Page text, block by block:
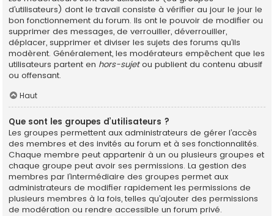
d’utilisateurs) dont le travail consiste à vérifier au jour le jour le
bon fonctionnement du forum. Ils ont le pouvoir de modifier ou
supprimer des messages, de verrouiller, déverrouiller,
déplacer, supprimer et diviser les sujets des forums qu’ils
modèrent. Généralement, les modérateurs empêchent que les
utilisateurs partent en hors-sujetou publient du contenu abusif
ou offensant.
Haut
Que sont les groupes d’utilisateurs ?
Les groupes permettent aux administrateurs de gérer l’accès
des membres et des invités au forum et à ses fonctionnalités.
Chaque membre peut appartenir à un ou plusieurs groupes et
chaque groupe peut avoir ses permissions. La gestion des
membres par l’intermédiaire des groupes permet aux
administrateurs de modifier rapidement les permissions de
plusieurs membres à la fois, telles qu’ajouter des permissions
de modération ou rendre accessible un forum privé.